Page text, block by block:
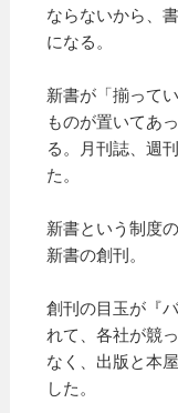
ならないから、
になる。
新書が「揃って
ものが置いてあ
る。月刊誌、週
た。
新書という制度
新書の創刊。
創刊の目玉が『
れて、各社が競
なく、出版と本
した。